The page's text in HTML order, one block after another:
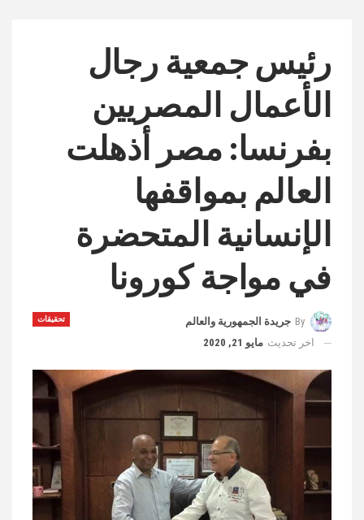
رئيس جمعية رجال
الأعمال المصريين
بفرنسا: مصر أذهلت
العالم بمواقفها
الإنسانية المتحضرة
في مواجة كورونا
تحقيقات By جريدة الجمهورية والعالم
اخر تحديث مايو 21, 2020